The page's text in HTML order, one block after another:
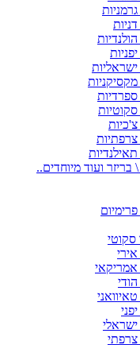
צרפתיות
בריזר ועוד מיוחדים..
סקוטי
אירי
אמריקאי
הודי
טאיוואני
ישראלי
צרפתי